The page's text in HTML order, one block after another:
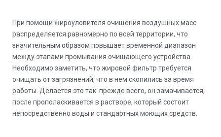
При помощи жироуловителя очищения воздушных масс
распределяется равномерно по всей территории, что
значительным образом повышает временной диапазон
между этапами промывания очищающего устройства.
Необходимо заметить, что жировой фильтр требуется
очищать от загрязнений, что в нем скопились за время
работы. Делается это так: прежде всего, он замачивается,
после прополаскивается в растворе, который состоит
непосредственно воды и стандартных моющих средств.